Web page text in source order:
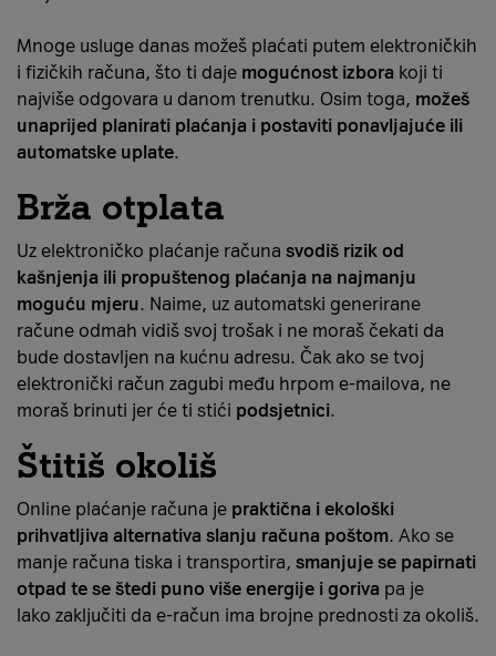
Mnoge usluge danas možeš plaćati putem elektroničkih
i fizičkih računa, što ti daje mogućnost izbora koji ti
najviše odgovara u danom trenutku. Osim toga, možeš
unaprijed planirati plaćanja i postaviti ponavljajuće ili
automatske uplate.
Brža otplata
Uz elektroničko plaćanje računa svodiš rizik od
kašnjenja ili propuštenog plaćanja na najmanju
moguću mjeru. Naime, uz automatski generirane
račune odmah vidiš svoj trošak i ne moraš čekati da
bude dostavljen na kućnu adresu. Čak ako se tvoj
elektronički račun zagubi među hrpom e-mailova, ne
moraš brinuti jer će ti stići podsjetnici.
Štitiš okoliš
Online plaćanje računa je praktična i ekološki
prihvatljiva alternativa slanju računa poštom. Ako se
manje računa tiska i transportira, smanjuje se papirnati
otpad te se štedi puno više energije i goriva pa je
lako zaključiti da e-račun ima brojne prednosti za okoliš.